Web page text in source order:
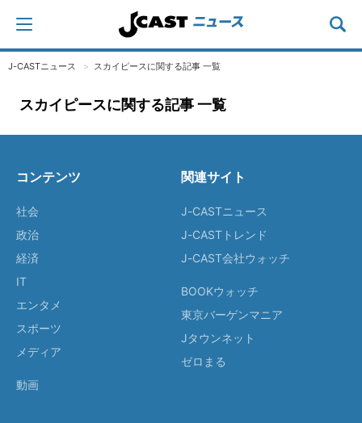
J-CASTニュース スカイピースに関する記事 一覧
スカイピースに関する記事 一覧
コンテンツ
社会
政治
経済
IT
エンタメ
スポーツ
メディア
動画
関連サイト
J-CASTニュース
J-CASTトレンド
J-CAST会社ウォッチ
BOOKウォッチ
東京バーゲンマニア
Jタウンネット
ゼロまる